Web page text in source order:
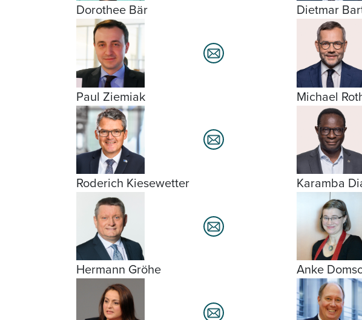
Dorothee Bär Dietmar
Paul Ziemiak Michael
Roderich Kiesewetter Karamba
Hermann Gröhe Anke